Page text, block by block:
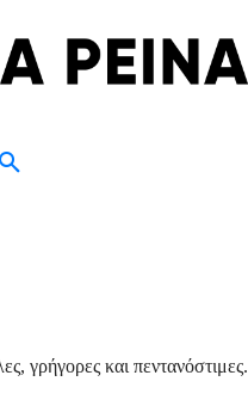
γρήγορες και πεντανόστιμες.